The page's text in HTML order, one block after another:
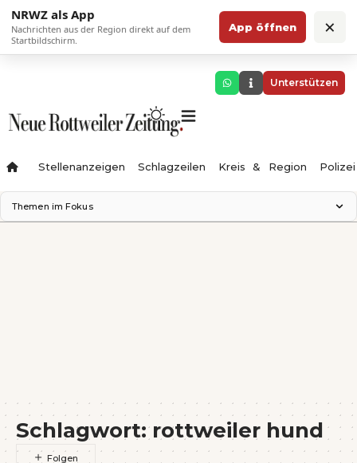
NRWZ als App
Nachrichten aus der Region direkt auf dem
Startbildschirm.
App öffnen ×
Unterstützen
Stellenanzeigen Schlagzeilen Kreis & Region Polizei
Themen im Fokus
Schlagwort:rottweiler hund